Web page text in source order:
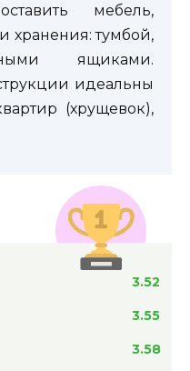
мебель,
хранения: тумбой,
ящиками.
идеальны
(хрущевок),
3.52
3.55
3.58